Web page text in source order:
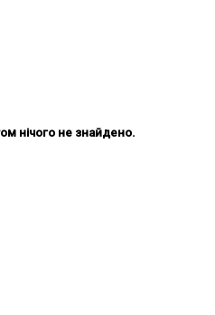
нічого не знайдено.